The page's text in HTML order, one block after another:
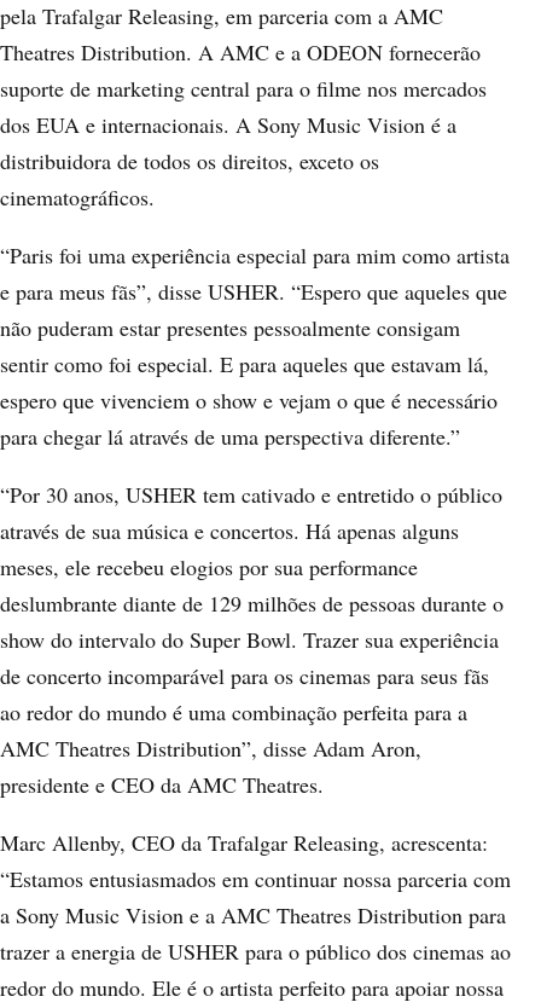
pela Trafalgar Releasing, em parceria com a AMC
Theatres Distribution. A AMC e a ODEON fornecerão
suporte de marketing central para o filme nos mercados
dos EUA e internacionais. A Sony Music Vision é a
distribuidora de todos os direitos, exceto os
cinematográficos.
“Paris foi uma experiência especial para mim como artista
e para meus fãs”, disse USHER. “Espero que aqueles que
não puderam estar presentes pessoalmente consigam
sentir como foi especial. E para aqueles que estavam lá,
espero que vivenciem o show e vejam o que é necessário
para chegar lá através de uma perspectiva diferente.”
“Por 30 anos, USHER tem cativado e entretido o público
através de sua música e concertos. Há apenas alguns
meses, ele recebeu elogios por sua performance
deslumbrante diante de 129 milhões de pessoas durante o
show do intervalo do Super Bowl. Trazer sua experiência
de concerto incomparável para os cinemas para seus fãs
ao redor do mundo é uma combinação perfeita para a
AMC Theatres Distribution”, disse Adam Aron,
presidente e CEO da AMC Theatres.
Marc Allenby, CEO da Trafalgar Releasing, acrescenta:
“Estamos entusiasmados em continuar nossa parceria com
a Sony Music Vision e a AMC Theatres Distribution para
trazer a energia de USHER para o público dos cinemas ao
redor do mundo. Ele é o artista perfeito para apoiar nossa